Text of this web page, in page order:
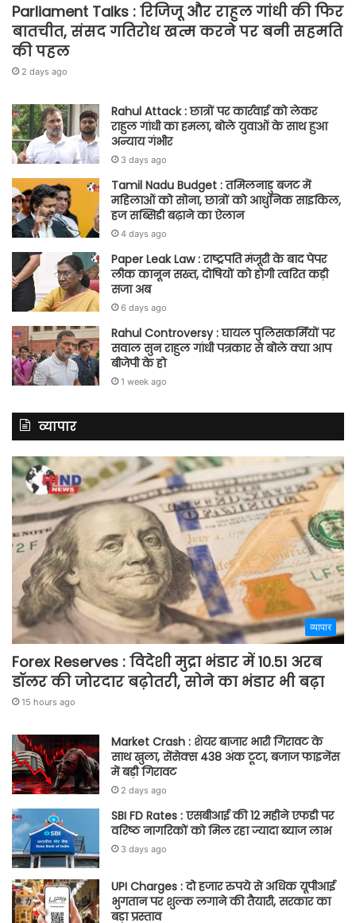
Parliament Talks : रिजिजू और राहुल गांधी की फिर
बातचीत, संसद गतिरोध खत्म करने पर बनी सहमति
की पहल
2 days ago
Rahul Attack : छात्रों पर कार्रवाई को लेकर
राहुल गांधी का हमला, बोले युवाओं के साथ हुआ
अन्याय गंभीर
3 days ago
Tamil Nadu Budget : तमिलनाडु बजट में
महिलाओं को सोना, छात्रों को आधुनिक साइकिल,
हज सब्सिडी बढ़ाने का ऐलान
4 days ago
Paper Leak Law : राष्ट्रपति मंजूरी के बाद पेपर
लीक कानून सख्त, दोषियों को होगी त्वरित कड़ी
सजा अब
6 days ago
Rahul Controversy : घायल पुलिसकर्मियों पर
सवाल सुन राहुल गांधी पत्रकार से बोले क्या आप
बीजेपी के हो
1 week ago
व्यापार
व्यापार
Forex Reserves : विदेशी मुद्रा भंडार में 10.51 अरब
डॉलर की जोरदार बढ़ोतरी, सोने का भंडार भी बढ़ा
15 hours ago
Market Crash : शेयर बाजार भारी गिरावट के
साथ खुला, सेंसेक्स 438 अंक टूटा, बजाज फाइनेंस
में बड़ी गिरावट
2 days ago
SBI FD Rates : एसबीआई की 12 महीने एफडी पर
वरिष्ठ नागरिकों को मिल रहा ज्यादा ब्याज लाभ
3 days ago
UPI Charges : दो हजार रुपये से अधिक यूपीआई
भुगतान पर शुल्क लगाने की तैयारी, सरकार का
बड़ा प्रस्ताव